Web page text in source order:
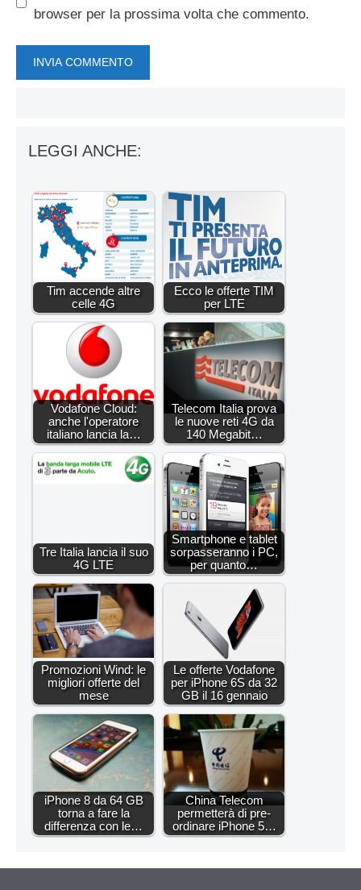
browser per la prossima volta che commento.
LEGGI ANCHE:
Tim accende altre
celle 4G
Ecco le offerte TIM
per LTE
Vodafone Cloud:
anche l'operatore
italiano lancia la…
Telecom Italia prova
le nuove reti 4G da
140 Megabit…
Tre Italia lancia il suo
4G LTE
Smartphone e tablet
sorpasseranno i PC,
per quanto…
Promozioni Wind: le
migliori offerte del
mese
Le offerte Vodafone
per iPhone 6S da 32
GB il 16 gennaio
iPhone 8 da 64 GB
torna a fare la
differenza con le…
China Telecom
permetterà di pre-
ordinare iPhone 5…